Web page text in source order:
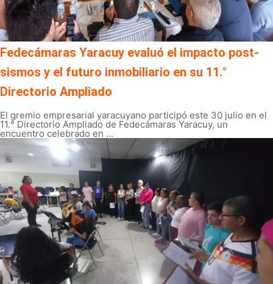
Fedecámaras Yaracuy evaluó el impacto post-
sismos y el futuro inmobiliario en su 11.°
Directorio Ampliado
El gremio empresarial yaracuyano participó este 30 julio en el
11.° Directorio Ampliado de Fedecámaras Yaracuy, un
encuentro celebrado en ...